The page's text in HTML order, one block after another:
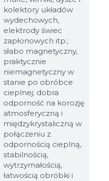
Gotowy
kolektory układów
wydechowych,
elektrody świec
zapłonowych itp.;
słabo magnetyczny,
praktycznie
niemagnetyczny w
stanie po obróbce
cieplnej; dobra
odporność na korozję
atmosferyczną i
międzykrystaliczną w
połączeniu z
odpornością cieplną,
stabilnością,
wytrzymałością,
łatwością obróbki i